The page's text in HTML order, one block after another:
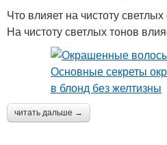
Что влияет на чистоту светлых
На чистоту светлых тонов
читать дальше →